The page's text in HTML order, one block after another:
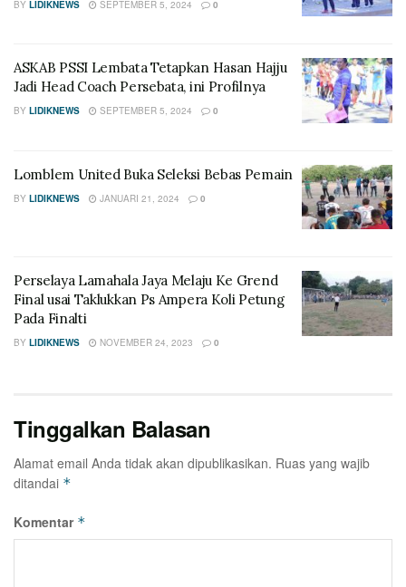
BY LIDIKNEWS SEPTEMBER 5, 2024 0
ASKAB PSSI Lembata Tetapkan Hasan Hajju
Jadi Head Coach Persebata, ini Profilnya
BY LIDIKNEWS SEPTEMBER 5, 2024 0
Lomblem United Buka Seleksi Bebas Pemain
BY LIDIKNEWS JANUARI 21, 2024 0
Perselaya Lamahala Jaya Melaju Ke Grend
Final usai Taklukkan Ps Ampera Koli Petung
Pada Finalti
BY LIDIKNEWS NOVEMBER 24, 2023 0
Tinggalkan Balasan
Alamat email Anda tidak akan dipublikasikan. Ruas yang wajib
ditandai *
Komentar *